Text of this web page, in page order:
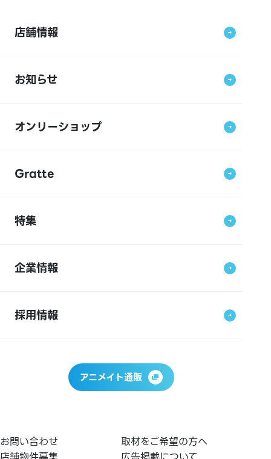
店舗情報
お知らせ
オンリーショップ
Gratte
特集
企業情報
採用情報
アニメイト通販
お問い合わせ
取材をご希望の方へ